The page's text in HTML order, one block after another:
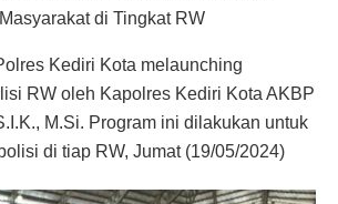
di Tingkat RW
Kediri Kota melaunching
RW oleh Kapolres Kediri Kota AKBP
M.Si. Program ini dilakukan untuk
di tiap RW, Jumat (19/05/2024)